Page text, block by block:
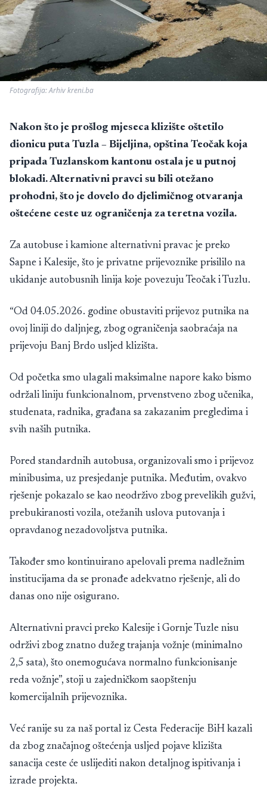
Fotografija: Arhiv kreni.ba
Nakon što je prošlog mjeseca klizište oštetilo
dionicu puta Tuzla – Bijeljina, opština Teočak koja
pripada Tuzlanskom kantonu ostala je u putnoj
blokadi. Alternativni pravci su bili otežano
prohodni, što je dovelo do djelimičnog otvaranja
oštećene ceste uz ograničenja za teretna vozila.
Za autobuse i kamione alternativni pravac je preko
Sapne i Kalesije, što je privatne prijevoznike prisililo na
ukidanje autobusnih linija koje povezuju Teočak i Tuzlu.
“Od 04.05.2026. godine obustaviti prijevoz putnika na
ovoj liniji do daljnjeg, zbog ograničenja saobraćaja na
prijevoju Banj Brdo usljed klizišta.
Od početka smo ulagali maksimalne napore kako bismo
održali liniju funkcionalnom, prvenstveno zbog učenika,
studenata, radnika, građana sa zakazanim pregledima i
svih naših putnika.
Pored standardnih autobusa, organizovali smo i prijevoz
minibusima, uz presjedanje putnika. Međutim, ovakvo
rješenje pokazalo se kao neodrživo zbog prevelikih gužvi,
prebukiranosti vozila, otežanih uslova putovanja i
opravdanog nezadovoljstva putnika.
Također smo kontinuirano apelovali prema nadležnim
institucijama da se pronađe adekvatno rješenje, ali do
danas ono nije osigurano.
Alternativni pravci preko Kalesije i Gornje Tuzle nisu
održivi zbog znatno dužeg trajanja vožnje (minimalno
2,5 sata), što onemogućava normalno funkcionisanje
reda vožnje”, stoji u zajedničkom saopštenju
komercijalnih prijevoznika.
Već ranije su za naš portal iz Cesta Federacije BiH kazali
da zbog značajnog oštećenja usljed pojave klizišta
sanacija ceste će uslijediti nakon detaljnog ispitivanja i
izrade projekta.